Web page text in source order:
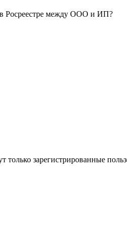
в Росреестре между ООО и ИП?
зарегистрированные